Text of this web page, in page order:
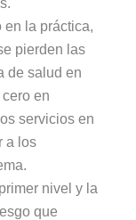
en la práctica,
pierden las
de salud en
en
servicios en
a los
nivel y la
que